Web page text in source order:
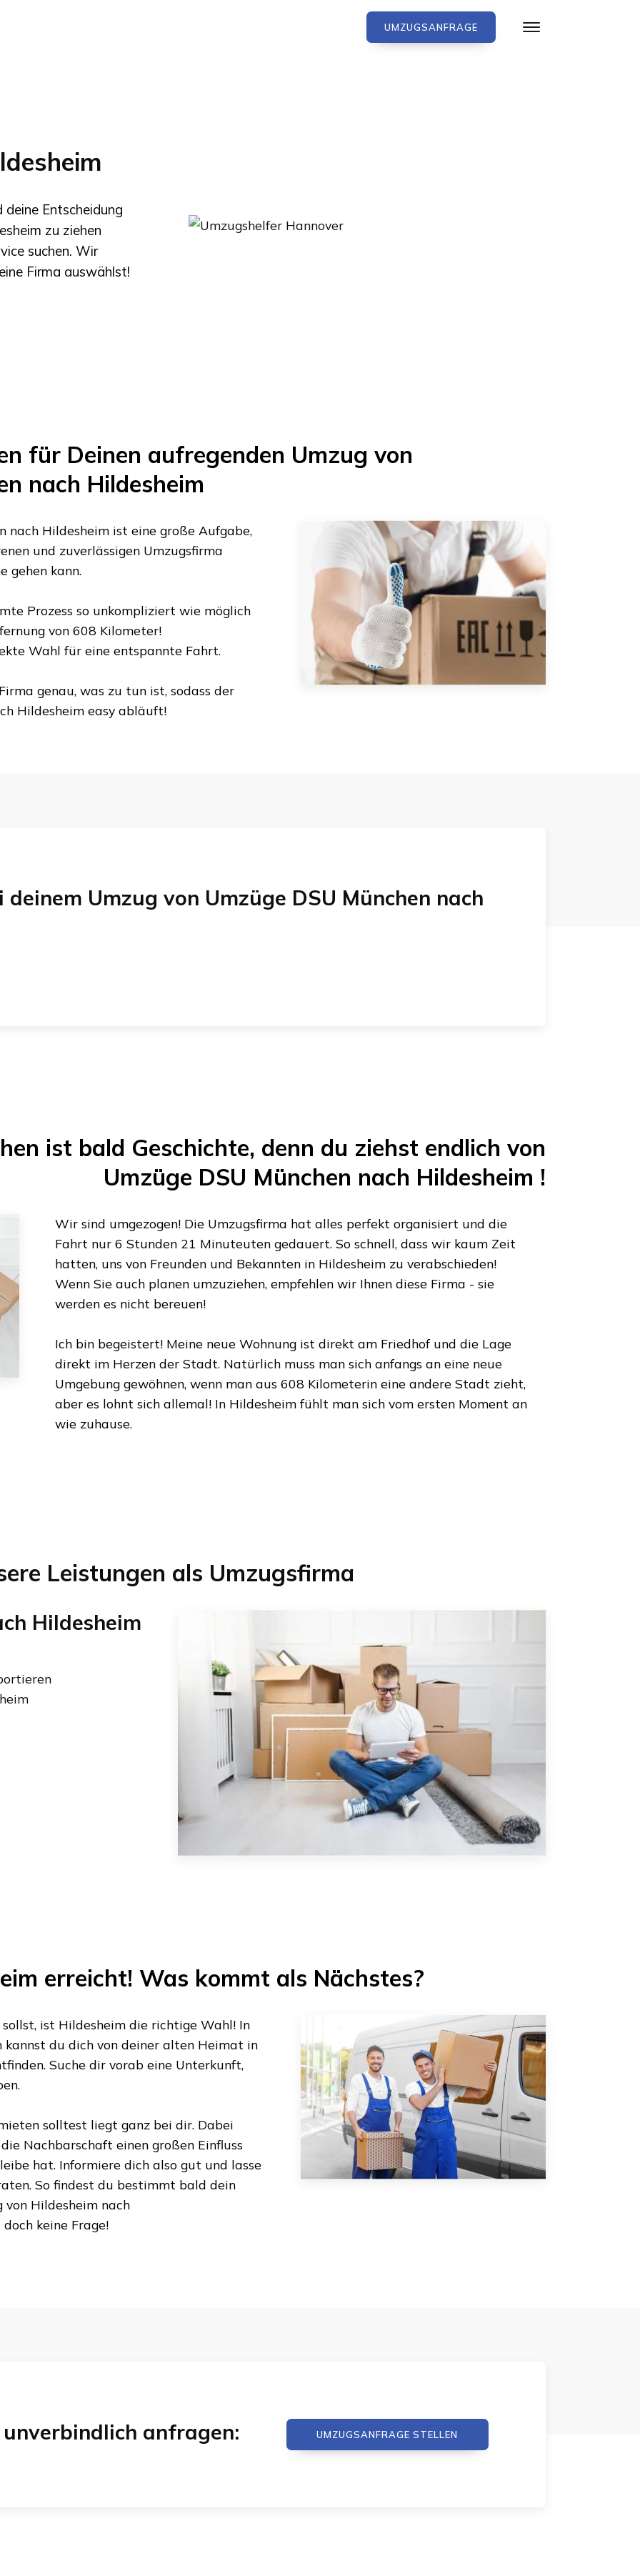
UMZUGSANFRAGE
Entscheidung
zu ziehen
suchen. Wir
Firma auswählst!
für Deinen aufregenden Umzug von
nach Hildesheim
nach Hildesheim ist eine große Aufgabe,
und zuverlässigen Umzugsfirma
gehen kann.
Prozess so unkompliziert wie möglich
von 608 Kilometer!
Wahl für eine entspannte Fahrt.
genau, was zu tun ist, sodass der
Hildesheim easy abläuft!
Umzug von Umzüge DSU München nach
ist bald Geschichte, denn du ziehst endlich von
Umzüge DSU München nach Hildesheim !
Wir sind umgezogen! Die Umzugsfirma hat alles perfekt organisiert und die
Fahrt nur6 Stunden 21 Minuteuten gedauert. So schnell, dass wir kaum Zeit
hatten, uns von Freunden und Bekannten in Hildesheim zu verabschieden!
Wenn Sie auch planen umzuziehen, empfehlen wir Ihnen diese Firma - sie
werden es nicht bereuen!
Ich bin begeistert! Meine neue Wohnung ist direkt am Friedhof und die Lage
direkt im Herzen der Stadt. Natürlich muss man sich anfangs an eine neue
Umgebung gewöhnen, wenn man aus608 Kilometerin eine andere Stadt zieht,
aber es lohnt sich allemal! In Hildesheim fühlt man sich vom ersten Moment an
wie zuhause.
Leistungen als Umzugsfirma
Hildesheim
erreicht! Was kommt als Nächstes?
ist Hildesheim die richtige Wahl! In
kannst du dich von deiner alten Heimat in
Suche dir vorab eine Unterkunft,
solltest liegt ganz bei dir. Dabei
Nachbarschaft einen großen Einfluss
hat. Informiere dich also gut und lasse
So findest du bestimmt bald dein
von Hildesheim nach
keine Frage!
anfragen: UMZUGSANFRAGE STELLEN